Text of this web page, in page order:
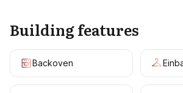
Building features
Backoven